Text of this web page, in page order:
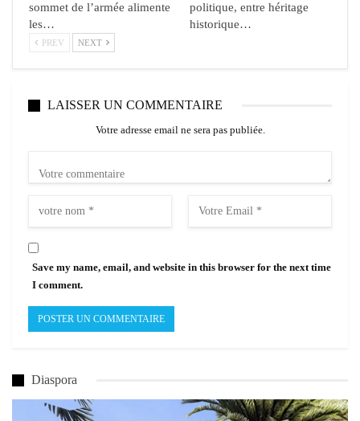
sommet de l’armée alimente
les…
politique, entre héritage
historique…
PREV NEXT
LAISSER UN COMMENTAIRE
Votre adresse email ne sera pas publiée.
Save my name, email, and website in this browser for the next time
I comment.
Diaspora